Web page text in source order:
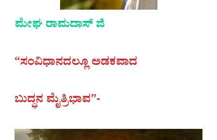
ಮೇಘ ರಾಮದಾಸ್‌ ಜಿ
“ಸಂವಿಧಾನದಲ್ಲೂ ಅಡಕವಾದ
ಬುದ್ಧನ ಮೈತ್ರಿಭಾವ”-